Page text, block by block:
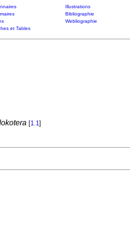
Illustrations
Bibliographie
Webliographie
et Tables
[1.1]